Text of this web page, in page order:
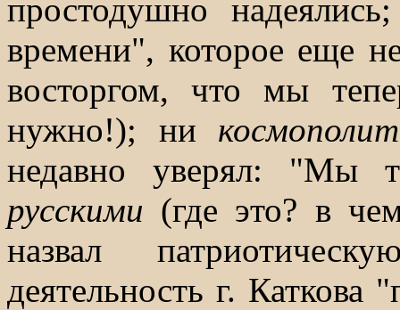
простодушно
времени", которое еще
восторгом, что мы
нужно!); ни
недавно уверял: "Мы
русскими (где это? в
назвал
деятельность г. Каткова